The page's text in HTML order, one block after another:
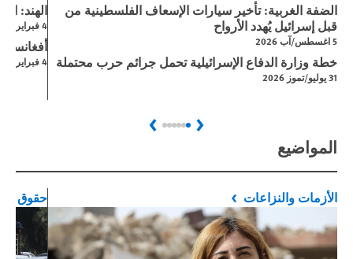
الضفة الغربية: تأخير سيارات الإسعاف الفلسطينية من
قبل إسرائيل يُهدد الأرواح
5 اغسطس/آب 2026
خطة وزارة الدفاع الإسرائيلية تحمل جرائم حرب محتملة
31 يوليو/تموز 2026
الهند:
4 فبراير/شباط 2026
4 فبراير/شباط 2026
Previous
Next
المواضيع
الأزمات والنزاعات حقوق